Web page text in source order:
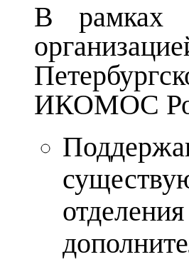
В рамках
ИКОМОС